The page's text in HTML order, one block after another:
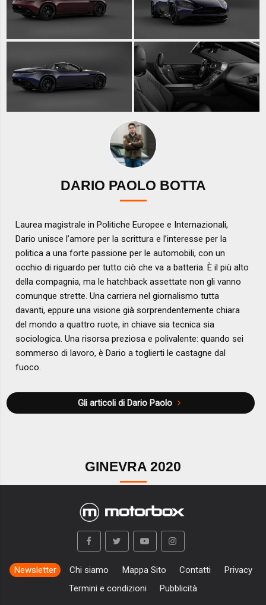
DARIO PAOLO BOTTA
Laurea magistrale in Politiche Europee e Internazionali,
Dario unisce l’amore per la scrittura e l’interesse per la
politica a una forte passione per le automobili, con un
occhio di riguardo per tutto ciò che va a batteria. È il più alto
della compagnia, ma le hatchback assettate non gli vanno
comunque strette. Una carriera nel giornalismo tutta
davanti, eppure una visione già sorprendentemente chiara
del mondo a quattro ruote, in chiave sia tecnica sia
sociologica. Una risorsa preziosa e polivalente: quando sei
sommerso di lavoro, è Dario a toglierti le castagne dal
fuoco.
Gli articoli di Dario Paolo
GINEVRA 2020
Newsletter Chi siamo Mappa Sito Contatti
Privacy
Termini e condizioni
Pubblicità